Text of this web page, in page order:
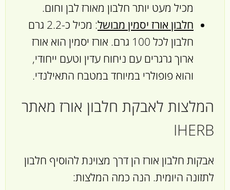
מכיל מעט יותר חלבון מאורז לבן וחום.
חלבון אורז יסמין מבושל
: מכיל כ-2.2 גרם
חלבון לכל 100 גרם. אורז יסמין הוא אורז
ארוך גרגרים עם ניחוח עדין וטעם ייחודי,
והוא פופולרי במיוחד במטבח התאילנדי.
המלצות לאבקת חלבון אורז מאתר
IHERB
אבקות חלבון אורז הן דרך מצוינת להוסיף חלבון
לתזונה היומית. הנה כמה המלצות: